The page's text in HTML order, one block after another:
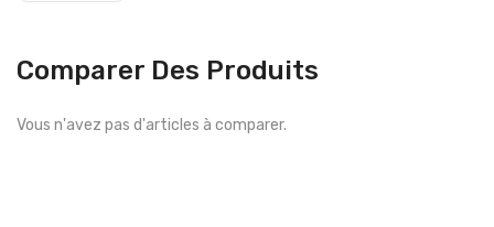
Comparer Des Produits
Vous n'avez pas d'articles à comparer.